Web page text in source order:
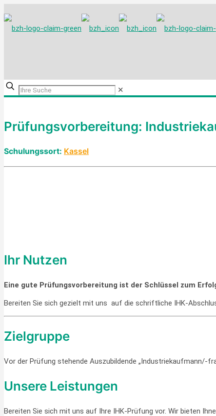
✕
Prüfungsvorbereitung:
Schulungssort: Kassel
Ihr Nutzen
Eine gute Prüfungsvorbereitung ist der Schlüssel zum
Bereiten Sie sich gezielt mit uns auf die schriftliche IHK-
Zielgruppe
Vor der Prüfung stehende Auszubildende „Industriekaufmann/-
Unsere Leistungen
Bereiten Sie sich mit uns auf Ihre IHK-Prüfung vor. Wir bieten